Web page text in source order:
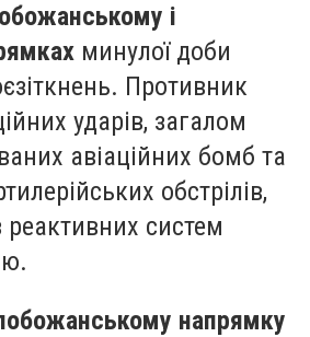
і
минулої доби
Противник
ударів, загалом
авіаційних бомб та
обстрілів,
систем
напрямку